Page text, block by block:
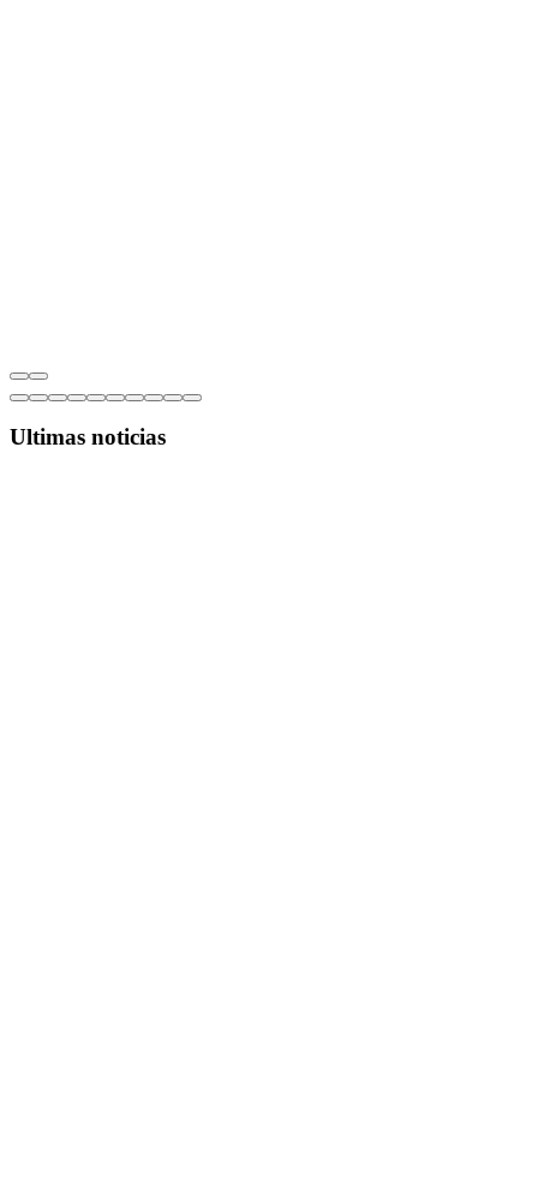
Ultimas noticias